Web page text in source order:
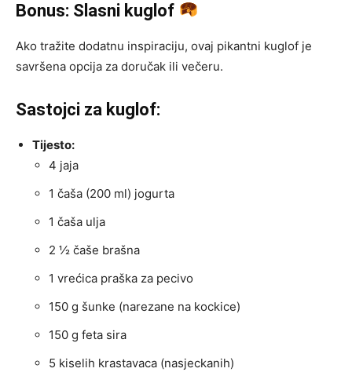
Bonus: Slasni kuglof
Ako tražite dodatnu inspiraciju, ovaj pikantni kuglof je
savršena opcija za doručak ili večeru.
Sastojci za kuglof:
Tijesto:
4 jaja
1 čaša (200 ml) jogurta
1 čaša ulja
2 ½ čaše brašna
1 vrećica praška za pecivo
150 g šunke (narezane na kockice)
150 g feta sira
5 kiselih krastavaca (nasjeckanih)